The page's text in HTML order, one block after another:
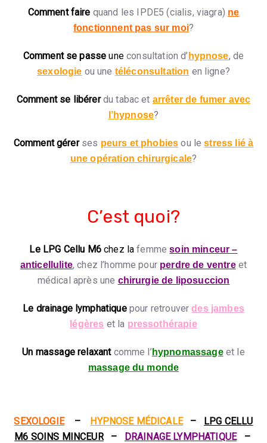
Comment faire quand les IPDE5 (cialis, viagra) ne
fonctionnent pas sur moi?
Comment se passeuneconsultation d’ hypnose, de
sexologie ou une téléconsultation en ligne?
Comment se libérerdu tabac et arrêter de fumer avec
l’hypnose?
Comment gérerses peurs et phobies ou lestress lié à
une opération chirurgicale?
C’est quoi?
Le LPG Cellu M6chez lafemmesoin minceur –
anticellulite, chez l’homme pour perdre de ventreet
médical après une chirurgie de liposuccion
Le drainage lymphatiquepour retrouverdes jambes
légères et la pressothérapie
Un massage relaxantcomme l’ hypnomassageet le
massage du monde
SEXOLOGIE– HYPNOSE MÉDICALE– LPG CELLU
M6 SOINS MINCEUR– DRAINAGE LYMPHATIQUE
–